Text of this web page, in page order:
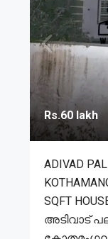
Rs.60 lakh
ADIVAD
SQFT
അടിവാട്